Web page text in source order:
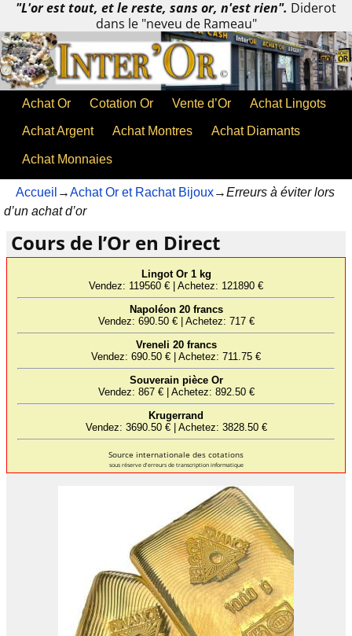
"L'or est tout, et le reste, sans or, n'est rien". Diderot
dans le "neveu de Rameau"
Achat Or Cotation Or Vente d’Or Achat Lingots
Achat Argent Achat Montres Achat Diamants
Achat Monnaies
Accueil →Achat Or et Rachat Bijoux→Erreurs à éviter lors
d’un achat d’or
Cours de l’Or en Direct
Source internationale des cotations
sous réserve d'erreurs de transcription informatique